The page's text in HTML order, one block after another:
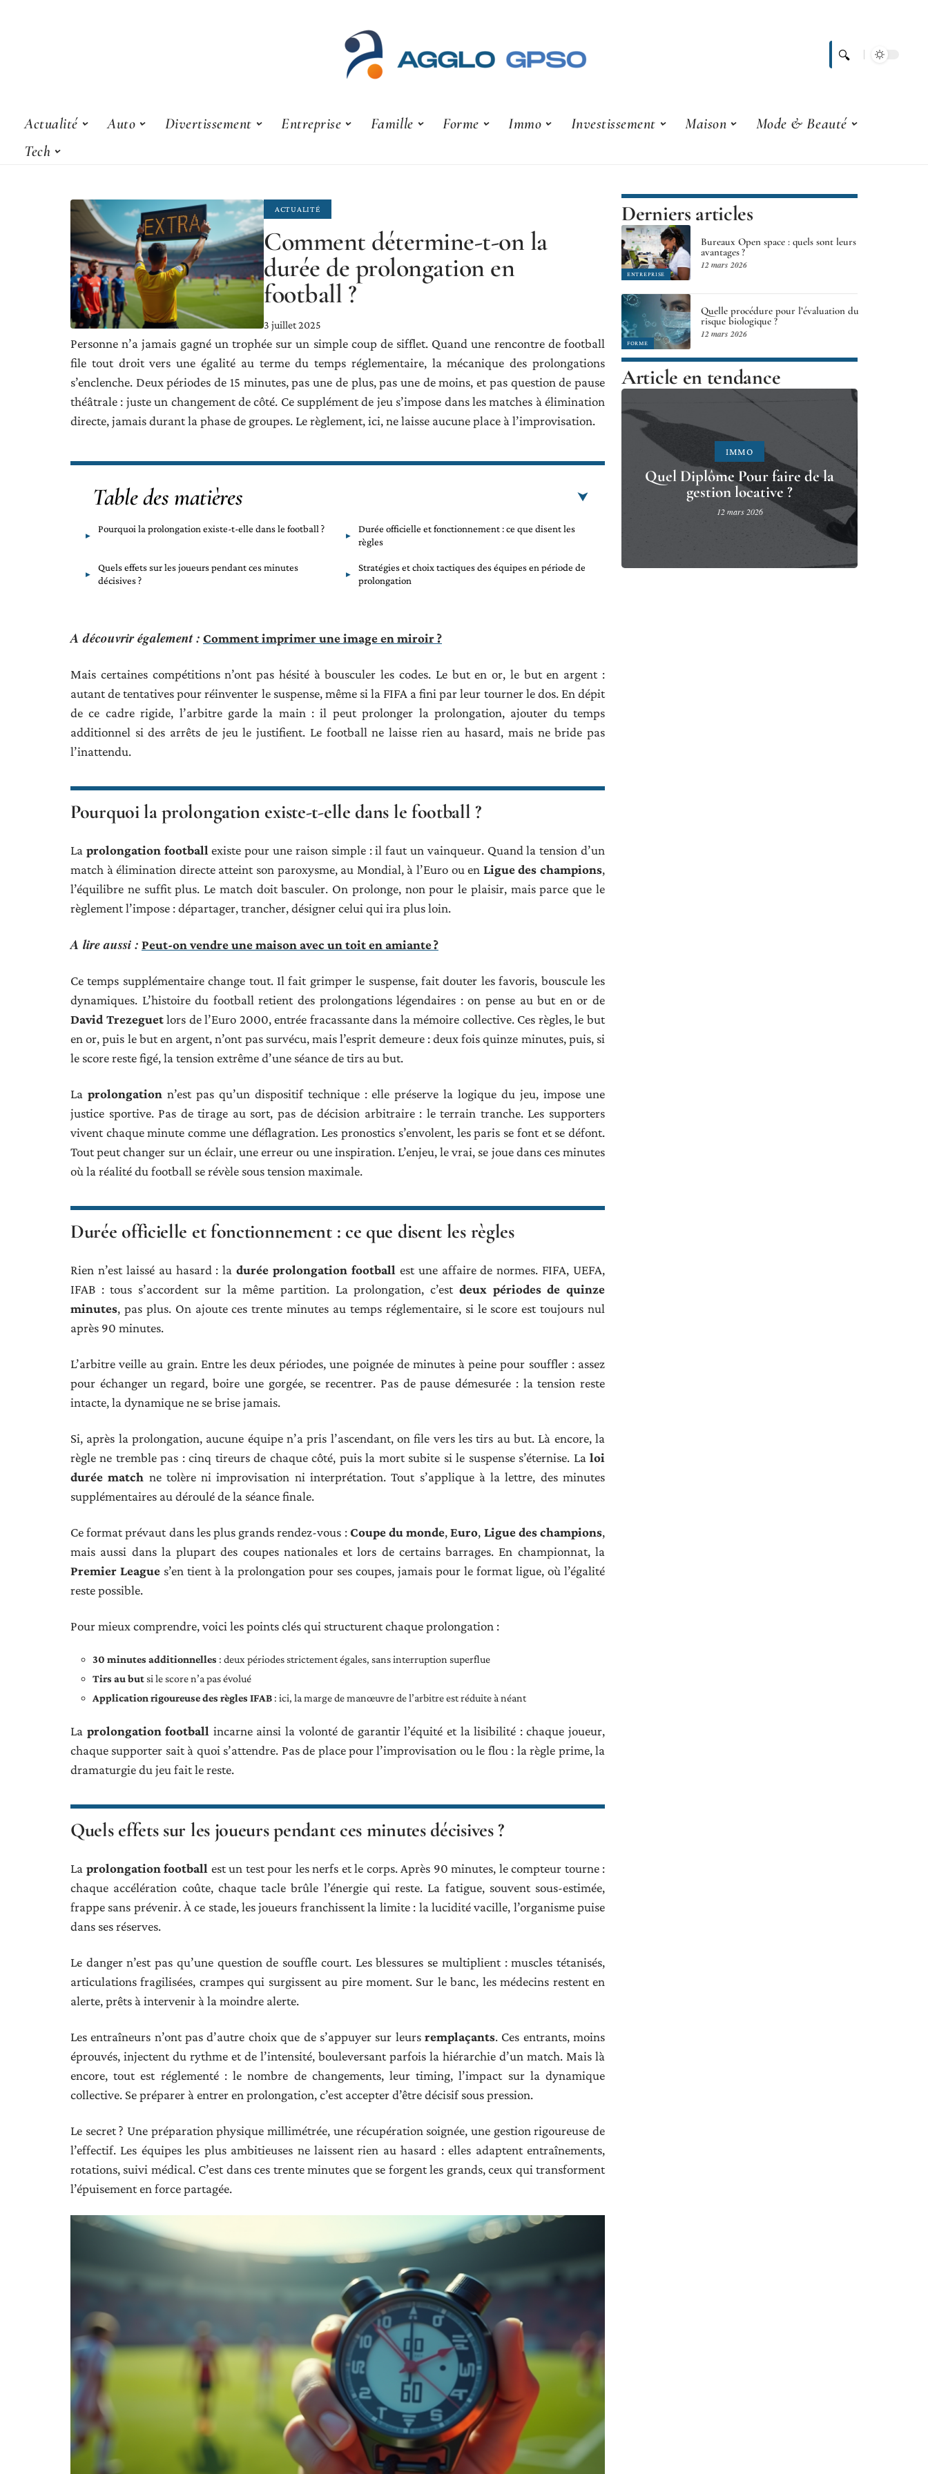
Actualité Auto Divertissement Entreprise Famille Forme Immo Investissement Maison
Mode & Beauté
Tech
ACTUALITÉ
Comment détermine-t-on la
durée de prolongation en
football ?
3 juillet 2025
Personne n’a jamais gagné un trophée sur un simple coup de sifflet. Quand une rencontre de football
file tout droit vers une égalité au terme du temps réglementaire, la mécanique des prolongations
s’enclenche. Deux périodes de 15 minutes, pas une de plus, pas une de moins, et pas question de pause
théâtrale : juste un changement de côté. Ce supplément de jeu s’impose dans les matches à élimination
directe, jamais durant la phase de groupes. Le règlement, ici, ne laisse aucune place à l’improvisation.
Table des matières
Pourquoi la prolongation existe-t-elle dans le football ?
Durée officielle et fonctionnement : ce que disent les
règles
Quels effets sur les joueurs pendant ces minutes
décisives ?
Stratégies et choix tactiques des équipes en période de
prolongation
A découvrir également : Comment imprimer une image en miroir ?
Mais certaines compétitions n’ont pas hésité à bousculer les codes. Le but en or, le but en argent :
autant de tentatives pour réinventer le suspense, même si la FIFA a fini par leur tourner le dos. En dépit
de ce cadre rigide, l’arbitre garde la main : il peut prolonger la prolongation, ajouter du temps
additionnel si des arrêts de jeu le justifient. Le football ne laisse rien au hasard, mais ne bride pas
l’inattendu.
Pourquoi la prolongation existe-t-elle dans le football ?
La prolongation football existe pour une raison simple : il faut un vainqueur. Quand la tension d’un
match à élimination directe atteint son paroxysme, au Mondial, à l’Euro ou en Ligue des champions,
l’équilibre ne suffit plus. Le match doit basculer. On prolonge, non pour le plaisir, mais parce que le
règlement l’impose : départager, trancher, désigner celui qui ira plus loin.
A lire aussi : Peut-on vendre une maison avec un toit en amiante ?
Ce temps supplémentaire change tout. Il fait grimper le suspense, fait douter les favoris, bouscule les
dynamiques. L’histoire du football retient des prolongations légendaires : on pense au but en or de
David Trezeguetlors de l’Euro 2000, entrée fracassante dans la mémoire collective. Ces règles, le but
en or, puis le but en argent, n’ont pas survécu, mais l’esprit demeure : deux fois quinze minutes, puis, si
le score reste figé, la tension extrême d’une séance de tirs au but.
La prolongation n’est pas qu’un dispositif technique : elle préserve la logique du jeu, impose une
justice sportive. Pas de tirage au sort, pas de décision arbitraire : le terrain tranche. Les supporters
vivent chaque minute comme une déflagration. Les pronostics s’envolent, les paris se font et se défont.
Tout peut changer sur un éclair, une erreur ou une inspiration. L’enjeu, le vrai, se joue dans ces minutes
où la réalité du football se révèle sous tension maximale.
Durée officielle et fonctionnement : ce que disent les règles
Rien n’est laissé au hasard : ladurée prolongation football est une affaire de normes. FIFA, UEFA,
IFAB : tous s’accordent sur la même partition. La prolongation, c’est deux périodes de quinze
minutes, pas plus. On ajoute ces trente minutes au temps réglementaire, si le score est toujours nul
après 90 minutes.
L’arbitre veille au grain. Entre les deux périodes, une poignée de minutes à peine pour souffler : assez
pour échanger un regard, boire une gorgée, se recentrer. Pas de pause démesurée : la tension reste
intacte, la dynamique ne se brise jamais.
Si, après la prolongation, aucune équipe n’a pris l’ascendant, on file vers les tirs au but. Là encore, la
règle ne tremble pas : cinq tireurs de chaque côté, puis la mort subite si le suspense s’éternise. La loi
durée match ne tolère ni improvisation ni interprétation. Tout s’applique à la lettre, des minutes
supplémentaires au déroulé de la séance finale.
Ce format prévaut dans les plus grands rendez-vous :Coupe du monde,Euro, Ligue des champions,
mais aussi dans la plupart des coupes nationales et lors de certains barrages. En championnat, la
Premier League s’en tient à la prolongation pour ses coupes, jamais pour le format ligue, où l’égalité
reste possible.
Pour mieux comprendre, voici les points clés qui structurent chaque prolongation :
30 minutes additionnelles : deux périodes strictement égales, sans interruption superflue
Tirs au butsi le score n’a pas évolué
Application rigoureuse des règles IFAB : ici, la marge de manœuvre de l’arbitre est réduite à néant
La prolongation football incarne ainsi la volonté de garantir l’équité et la lisibilité : chaque joueur,
chaque supporter sait à quoi s’attendre. Pas de place pour l’improvisation ou le flou : la règle prime, la
dramaturgie du jeu fait le reste.
Quels effets sur les joueurs pendant ces minutes décisives ?
La prolongation football est un test pour les nerfs et le corps. Après 90 minutes, le compteur tourne :
chaque accélération coûte, chaque tacle brûle l’énergie qui reste. La fatigue, souvent sous-estimée,
frappe sans prévenir. À ce stade, les joueurs franchissent la limite : la lucidité vacille, l’organisme puise
dans ses réserves.
Le danger n’est pas qu’une question de souffle court. Les blessures se multiplient : muscles tétanisés,
articulations fragilisées, crampes qui surgissent au pire moment. Sur le banc, les médecins restent en
alerte, prêts à intervenir à la moindre alerte.
Les entraîneurs n’ont pas d’autre choix que de s’appuyer sur leurs remplaçants. Ces entrants, moins
éprouvés, injectent du rythme et de l’intensité, bouleversant parfois la hiérarchie d’un match. Mais là
encore, tout est réglementé : le nombre de changements, leur timing, l’impact sur la dynamique
collective. Se préparer à entrer en prolongation, c’est accepter d’être décisif sous pression.
Le secret ? Une préparation physique millimétrée, une récupération soignée, une gestion rigoureuse de
l’effectif. Les équipes les plus ambitieuses ne laissent rien au hasard : elles adaptent entraînements,
rotations, suivi médical. C’est dans ces trente minutes que se forgent les grands, ceux qui transforment
l’épuisement en force partagée.
Derniers articles
ENTREPRISE
Bureaux Open space : quels sont leurs
avantages ?
12 mars 2026
FORME
Quelle procédure pour l’évaluation du
risque biologique ?
12 mars 2026
Article en tendance
IMMO
Quel Diplôme Pour faire de la
gestion locative ?
12 mars 2026